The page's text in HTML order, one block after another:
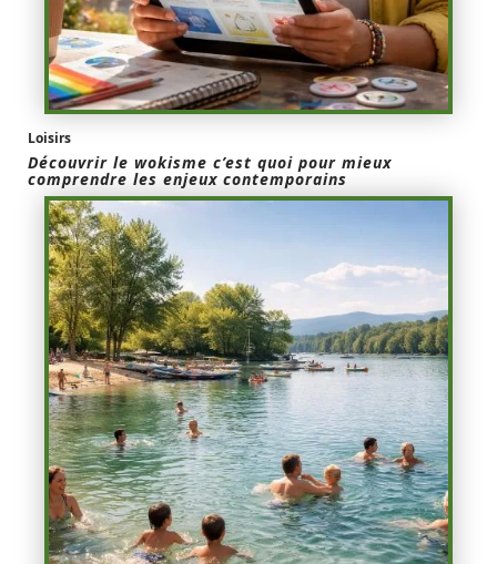
Loisirs
Découvrir le wokisme c’est quoi pour mieux
comprendre les enjeux contemporains